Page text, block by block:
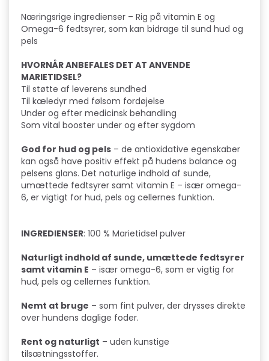
Næringsrige ingredienser – Rig på vitamin E og
Omega-6 fedtsyrer, som kan bidrage til sund hud og
pels
HVORNÅR ANBEFALES DET AT ANVENDE
MARIETIDSEL?
Til støtte af leverens sundhed
Til kæledyr med følsom fordøjelse
Under og efter medicinsk behandling
Som vital booster under og efter sygdom
God for hud og pels – de antioxidative egenskaber
kan også have positiv effekt på hudens balance og
pelsens glans. Det naturlige indhold af sunde,
umættede fedtsyrer samt vitamin E – især omega-
6, er vigtigt for hud, pels og cellernes funktion.
INGREDIENSER: 100 % Marietidsel pulver
Naturligt indhold af sunde, umættede fedtsyrer
samt vitamin E – især omega-6, som er vigtig for
hud, pels og cellernes funktion.
Nemt at bruge – som fint pulver, der drysses direkte
over hundens daglige foder.
Rent og naturligt – uden kunstige
tilsætningsstoffer.